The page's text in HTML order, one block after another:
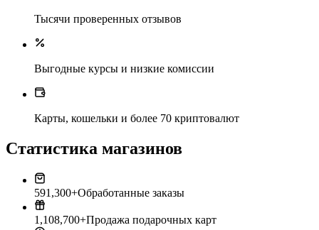
Тысячи проверенных отзывов
Выгодные курсы и низкие комиссии
Карты, кошельки и более 70 криптовалют
Статистика магазинов
591,300+Обработанные заказы
1,108,700+Продажа подарочных карт